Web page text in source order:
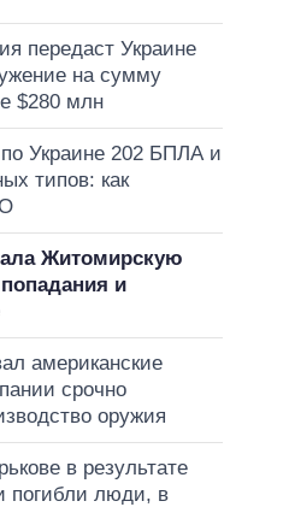
передаст Украине
на сумму
$280 млн
Украине 202 БПЛА и
типов: как
Житомирскую
и
американские
срочно
оружия
в результате
погибли люди, в